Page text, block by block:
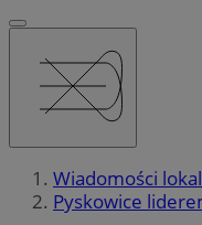
Wiadomości
Pyskowice